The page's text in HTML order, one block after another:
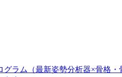
グラム（最新姿勢分析器×骨格・